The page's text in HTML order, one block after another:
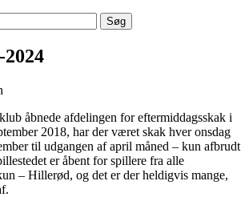
åbnede afdelingen for eftermiddagsskak i
2018, har der været skak hver onsdag
til udgangen af april måned – kun afbrudt
er åbent for spillere fra alle
– Hillerød, og det er der heldigvis mange,